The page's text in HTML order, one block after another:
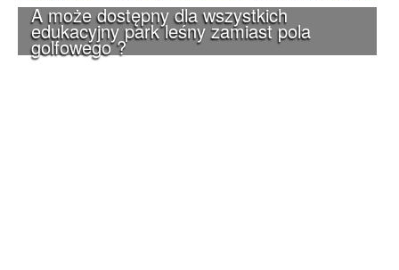
A może dostępny dla wszystkich
edukacyjny park leśny zamiast pola
golfowego ?